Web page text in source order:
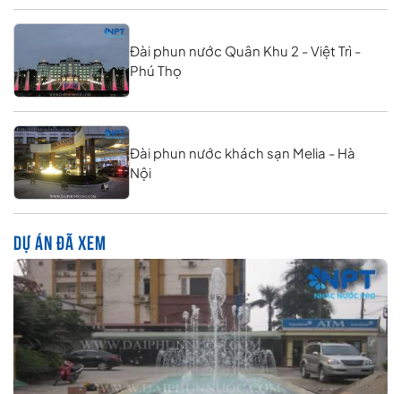
Đài phun nước Quân Khu 2 - Việt Trì -
Phú Thọ
Đài phun nước khách sạn Melia - Hà
Nội
DỰ ÁN ĐÃ XEM